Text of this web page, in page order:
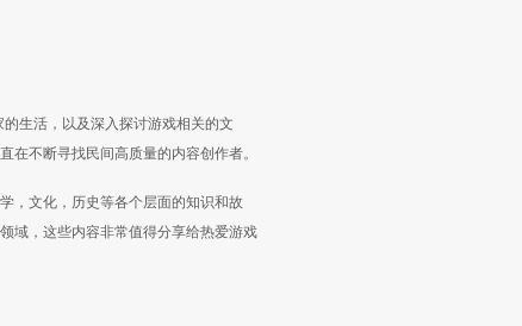
生活，以及深入探讨游戏相关的文
在不断寻找民间高质量的内容创作者。
，文化，历史等各个层面的知识和故
域，这些内容非常值得分享给热爱游戏